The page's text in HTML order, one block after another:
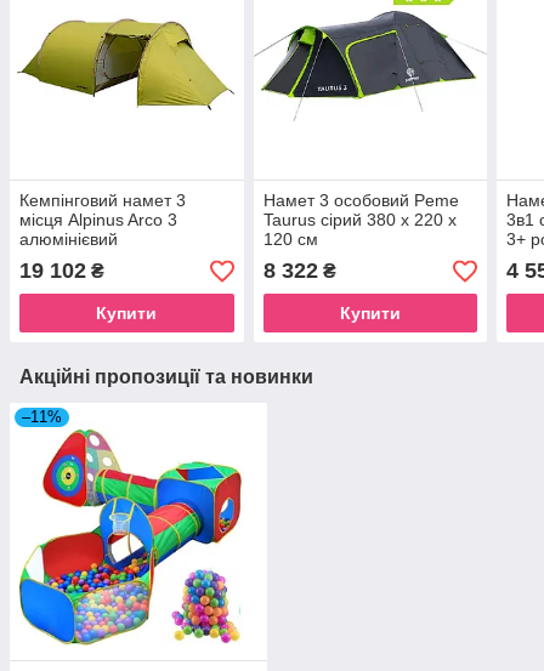
Кемпінговий намет 3
місця Alpinus Arco 3
алюмінієвий
19 102 ₴
Купити
Намет 3 особовий Peme
Taurus сірий 380 x 220 x
120 см
8 322₴
Купити
3в1
3+
4
Акційні пропозиції та новинки
–11%